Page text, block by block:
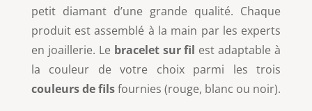
petit diamant d’une grande qualité. Chaque
produit est assemblé à la main par les experts
en joaillerie. Le bracelet sur fil est adaptable à
la couleur de votre choix parmi les trois
couleurs de filsfournies (rouge, blanc ou noir).